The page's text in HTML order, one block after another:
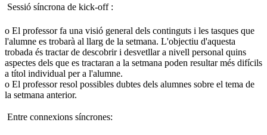
 Sessió síncrona de kick-off :
o El professor fa una visió general dels continguts i les tasques que
l'alumne es trobarà al llarg de la setmana. L'objectiu d'aquesta
trobada és tractar de descobrir i desvetllar a nivell personal quins
aspectes dels que es tractaran a la setmana poden resultar més difícils
a títol individual per a l'alumne.
o El professor resol possibles dubtes dels alumnes sobre el tema de
la setmana anterior.
 Entre connexions síncrones: